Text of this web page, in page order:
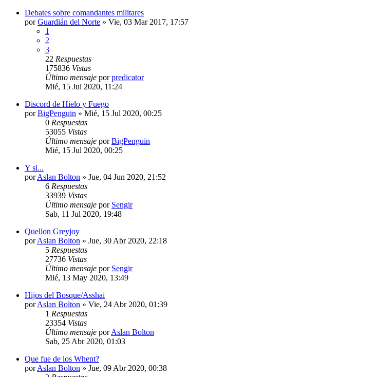
Debates sobre comandantes militares
porGuardián del Norte » Vie, 03 Mar 2017, 17:57
1
2
3
22 Respuestas
175836 Vistas
Último mensaje porpredicator
Mié, 15 Jul 2020, 11:24
Discord de Hielo y Fuego
porBigPenguin » Mié, 15 Jul 2020, 00:25
0 Respuestas
53055 Vistas
Último mensaje porBigPenguin
Mié, 15 Jul 2020, 00:25
Y si...
porAslan Bolton » Jue, 04 Jun 2020, 21:52
6 Respuestas
33939 Vistas
Último mensaje por Sengir
Sab, 11 Jul 2020, 19:48
Quellon Greyjoy
porAslan Bolton » Jue, 30 Abr 2020, 22:18
5 Respuestas
27736 Vistas
Último mensaje por Sengir
Mié, 13 May 2020, 13:49
Hijos del Bosque/Asshai
porAslan Bolton » Vie, 24 Abr 2020, 01:39
1 Respuestas
23354 Vistas
Último mensaje porAslan Bolton
Sab, 25 Abr 2020, 01:03
Que fue de los Whent?
porAslan Bolton » Jue, 09 Abr 2020, 00:38